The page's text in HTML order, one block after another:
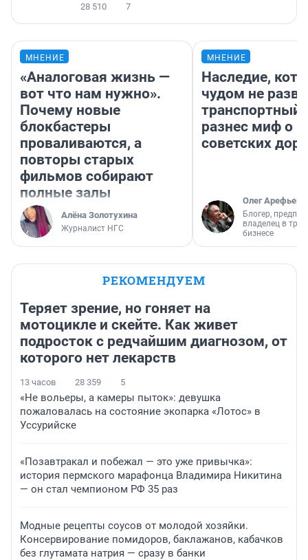
28 510 7
МНЕНИЕ
«Аналоговая жизнь —
вот что нам нужно».
Почему новые
блокбастеры
проваливаются, а
повторы старых
фильмов собирают
полные залы
Алёна Золотухина
Журналист НГС
МНЕНИЕ
Наследие,
чудом не
транспортный
разнес миф о
советских
Олег Арефьев
Блогер,
владелец в
бизнесе
РЕКОМЕНДУЕМ
Теряет зрение, но гоняет на
мотоцикле и скейте. Как живет
подросток с редчайшим диагнозом, от
которого нет лекарств
13 часов 28 359 5
«Не вольеры, а камеры пыток»: девушка
пожаловалась на состояние экопарка «Лотос» в
Уссурийске
«Позавтракал и побежал — это уже привычка»:
история пермского марафонца Владимира Никитина
— он стал чемпионом РФ 35 раз
Модные рецепты соусов от молодой хозяйки.
Консервирование помидоров, баклажанов, кабачков
без глутамата натрия — сразу в банки